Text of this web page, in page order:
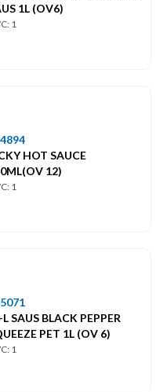
1L (OV6)
1
HOT SAUCE
12)
1
SAUS BLACK PEPPER
PET 1L (OV 6)
1